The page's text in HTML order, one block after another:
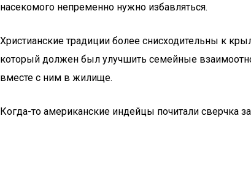
насекомого непременно нужно избавляться.
Христианские традиции более снисходительны к
который должен был улучшить семейные
вместе с ним в жилище.
Когда-то американские индейцы почитали сверчка